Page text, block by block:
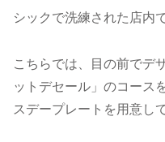
シックで洗練された店内
こちらでは、目の前でデ
ットデセール」のコース
スデープレートを用意し